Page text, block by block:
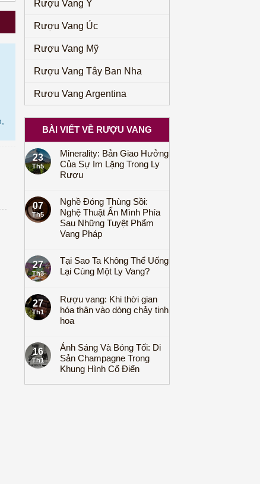
Rượu Vang Ý
Rượu Vang Úc
Rượu Vang Mỹ
Rượu Vang Tây Ban Nha
Rượu Vang Argentina
BÀI VIẾT VỀ RƯỢU VANG
23
Th5
Minerality: Bản Giao Hưởng
Của Sự Im Lặng Trong Ly
Rượu
07
Th5
Nghề Đóng Thùng Sồi:
Nghệ Thuật Ẩn Mình Phía
Sau Những Tuyệt Phẩm
Vang Pháp
27
Th3
Tại Sao Ta Không Thể Uống
Lại Cùng Một Ly Vang?
27
Th1
Rượu vang: Khi thời gian
hóa thân vào dòng chảy tinh
hoa
16
Th1
Ánh Sáng Và Bóng Tối: Di
Sản Champagne Trong
Khung Hình Cổ Điển